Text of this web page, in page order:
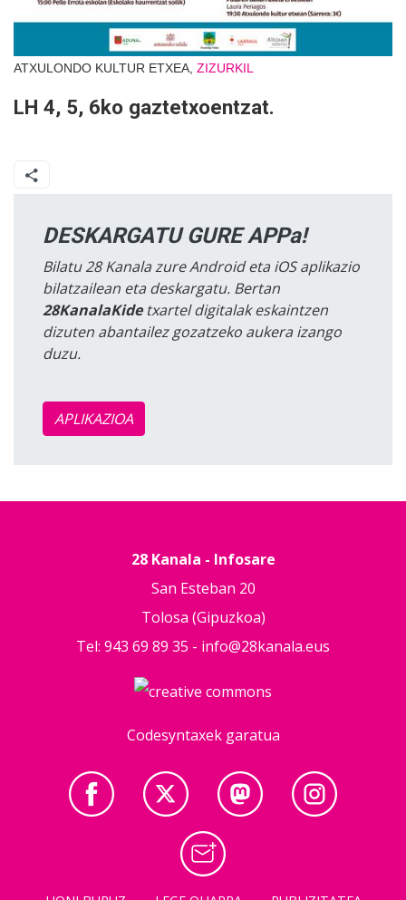
ATXULONDO KULTUR ETXEA, ZIZURKIL
LH 4, 5, 6ko gaztetxoentzat.
DESKARGATU GURE APPa!
Bilatu 28 Kanala zure Android eta iOS aplikazio
bilatzailean eta deskargatu. Bertan
28KanalaKidetxartel digitalak eskaintzen
dizuten abantailez gozatzeko aukera izango
duzu.
APLIKAZIOA
28 Kanala - Infosare
San Esteban 20
Tolosa (Gipuzkoa)
Tel: 943 69 89 35 - info@28kanala.eus
Codesyntaxek garatua